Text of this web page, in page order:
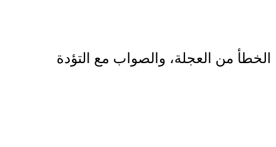
الخطأ من العجلة، والصواب مع التؤدة